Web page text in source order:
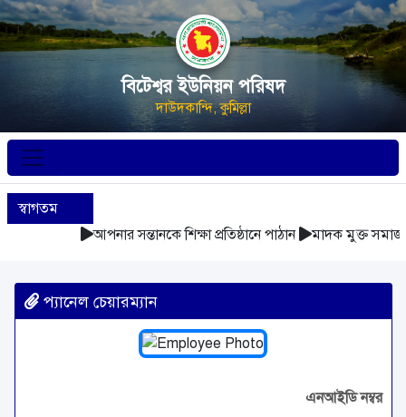
বিটেশ্বর ইউনিয়ন পরিষদ
দাউদকান্দি, কুমিল্লা
স্বাগতম
আপনার সন্তানকে শিক্ষা প্রতিষ্ঠানে পাঠান
মাদক মুক্ত সমাজ
প্যানেল চেয়ারম্যান
এনআইডি নম্বর